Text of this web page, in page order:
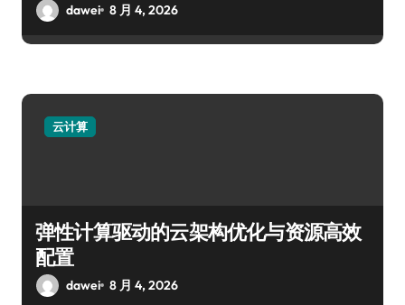
dawei 8 月 4, 2026
云计算
弹性计算驱动的云架构优化与资源高效
配置
dawei 8 月 4, 2026